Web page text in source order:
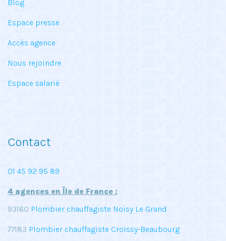
Blog
Espace presse
Accès agence
Nous rejoindre
Espace salarié
Contact
01 45 92 95 89
4 agences en Île de France :
93160 Plombier chauffagiste Noisy Le Grand
77183 Plombier chauffagiste Croissy-Beaubourg